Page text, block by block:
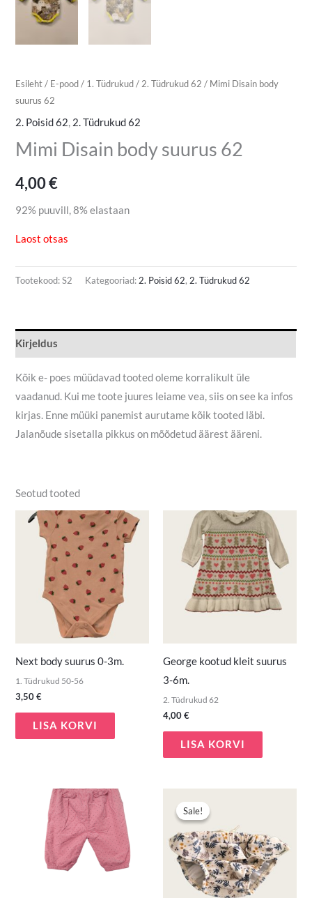
Esileht/ E-pood/ 1. Tüdrukud/ 2. Tüdrukud 62 / Mimi Disain body
suurus 62
2. Poisid 62, 2. Tüdrukud 62
Mimi Disain body suurus 62
4,00€
92% puuvill, 8% elastaan
Laost otsas
Tootekood:S2 Kategooriad: 2. Poisid 62, 2. Tüdrukud 62
Kirjeldus
Kõik e- poes müüdavad tooted oleme korralikult üle
vaadanud. Kui me toote juures leiame vea, siis on see ka infos
kirjas. Enne müüki panemist aurutame kõik tooted läbi.
Jalanõude sisetalla pikkus on mõõdetud äärest ääreni.
Seotud tooted
Next body suurus 0-3m.
1. Tüdrukud 50-56
3,50€
LISA KORVI
George kootud kleit suurus
3-6m.
2. Tüdrukud 62
4,00€
LISA KORVI
Sale!
Sale!
hind
oli:
6,90 €.4,50 €.